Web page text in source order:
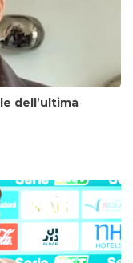
dell’ultima